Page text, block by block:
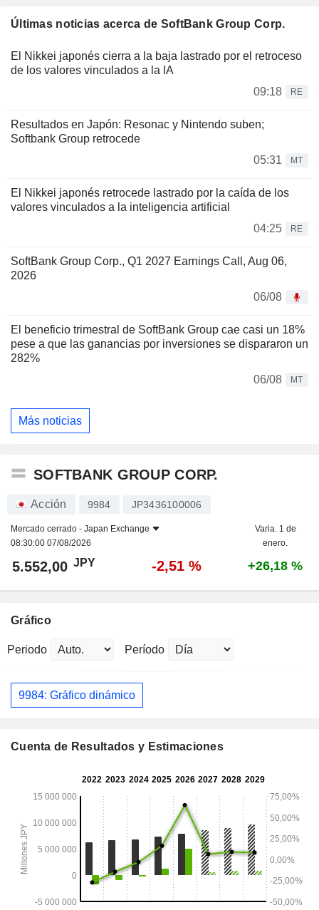
Últimas noticias acerca de SoftBank Group Corp.
El Nikkei japonés cierra a la baja lastrado por el retroceso
de los valores vinculados a la IA
09:18
RE
Resultados en Japón: Resonac y Nintendo suben;
Softbank Group retrocede
05:31
MT
El Nikkei japonés retrocede lastrado por la caída de los
valores vinculados a la inteligencia artificial
04:25
RE
SoftBank Group Corp., Q1 2027 Earnings Call, Aug 06,
2026
06/08
El beneficio trimestral de SoftBank Group cae casi un 18%
pese a que las ganancias por inversiones se dispararon un
282%
06/08
MT
Más noticias
SOFTBANK GROUP CORP.
Acción 9984 JP3436100006
Mercado cerrado - Japan Exchange
08:30:00 07/08/2026
Varia. 1 de
enero.
5.552,00 JPY -2,51 % +26,18 %
Gráfico
Periodo Período
9984: Gráfico dinámico
Cuenta de Resultados y Estimaciones